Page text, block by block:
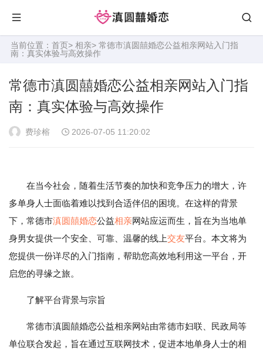
当前位置： 首页> 相亲> 常德市滇圆囍婚恋公益相亲网站入门指
南：真实体验与高效操作
常德市滇圆囍婚恋公益相亲网站入门指
南：真实体验与高效操作
费珍榕 2026-07-05 11:20:02
在当今社会，随着生活节奏的加快和竞争压力的增大，许
多单身人士面临着难以找到合适伴侣的困境。在这样的背景
下，常德市滇圆囍婚恋公益相亲网站应运而生，旨在为当地单
身男女提供一个安全、可靠、温馨的线上交友平台。本文将为
您提供一份详尽的入门指南，帮助您高效地利用这一平台，开
启您的寻缘之旅。
了解平台背景与宗旨
常德市滇圆囍婚恋公益相亲网站由常德市妇联、民政局等
单位联合发起，旨在通过互联网技术，促进本地单身人士的相